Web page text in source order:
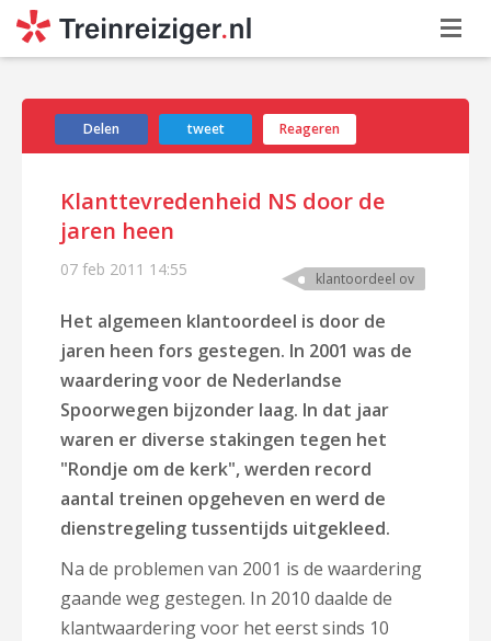
Delen tweet Reageren
Klanttevredenheid NS door de
jaren heen
07 feb 2011 14:55 klantoordeel ov
Het algemeen klantoordeel is door de
jaren heen fors gestegen. In 2001 was de
waardering voor de Nederlandse
Spoorwegen bijzonder laag. In dat jaar
waren er diverse stakingen tegen het
"Rondje om de kerk", werden record
aantal treinen opgeheven en werd de
dienstregeling tussentijds uitgekleed.
Na de problemen van 2001 is de waardering
gaande weg gestegen. In 2010 daalde de
klantwaardering voor het eerst sinds 10